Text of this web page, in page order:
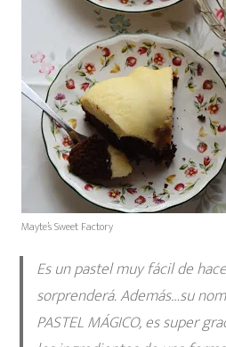
Mayte’s Sweet Factory
Es un pastel muy fácil de
sorprenderá. Además…su
PASTEL MÁGICO, es super